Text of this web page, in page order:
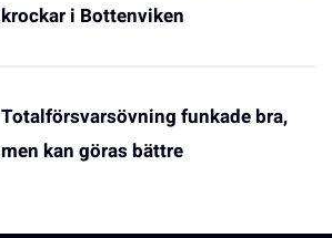
krockar i Bottenviken
Totalförsvarsövning funkade bra,
men kan göras bättre